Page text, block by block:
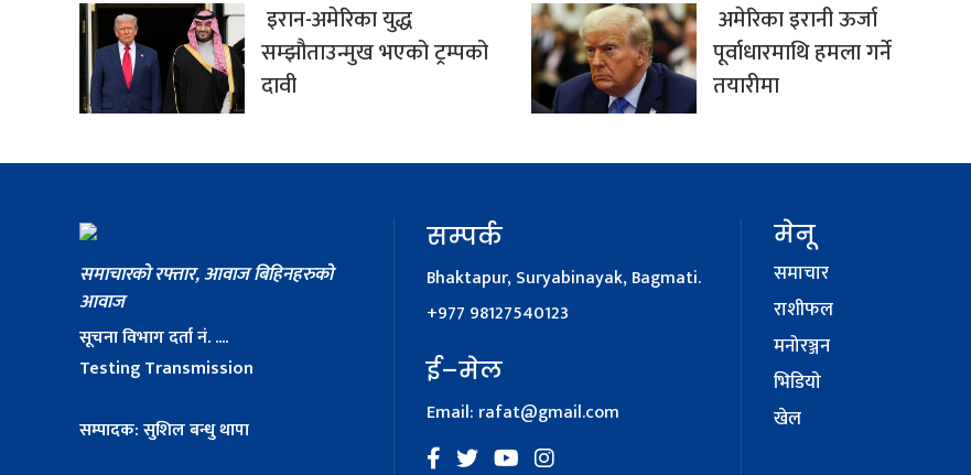
इरान-अमेरिका युद्ध
सम्झौताउन्मुख भएको ट्रम्पको
दावी
अमेरिका इरानी ऊर्जा
पूर्वाधारमाथि हमला गर्ने
तयारीमा
समाचारको रफ्तार, आवाज बिहिनहरुको
आवाज
सूचना विभाग दर्ता नं. ....
Testing Transmission
सम्पादक: सुशिल बन्धु थापा
सम्पर्क
Bhaktapur, Suryabinayak, Bagmati.
+977 98127540123
ई–मेल
Email: rafat@gmail.com
मेनू
समाचार
राशीफल
मनोरञ्जन
भिडियाे
खेल